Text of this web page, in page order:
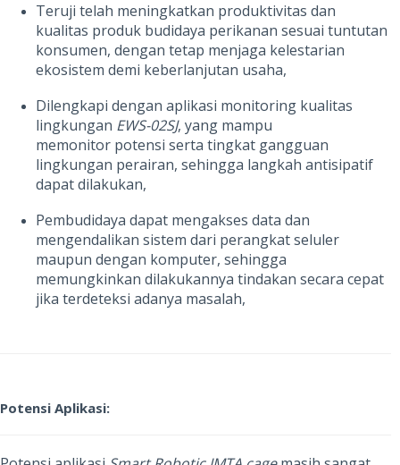
Teruji telah meningkatkan produktivitas dan
kualitas produk budidaya perikanan sesuai tuntutan
konsumen, dengan tetap menjaga kelestarian
ekosistem demi keberlanjutan usaha,
Dilengkapi dengan aplikasi monitoring kualitas
lingkungan EWS-02SJ, yang mampu
memonitor potensi serta tingkat gangguan
lingkungan perairan, sehingga langkah antisipatif
dapat dilakukan,
Pembudidaya dapat mengakses data dan
mengendalikan sistem dari perangkat seluler
maupun dengan komputer, sehingga
memungkinkan dilakukannya tindakan secara cepat
jika terdeteksi adanya masalah,
Potensi Aplikasi: